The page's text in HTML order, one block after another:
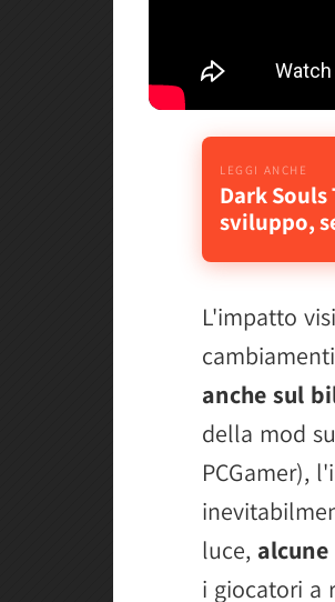
Dark
sviluppo,
L'impatto
anche sul
della mod
PCGamer),
luce,
i giocatori a